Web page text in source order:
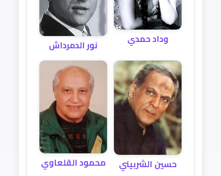
وداد حمدي نور الدمرداش
حسين الشربيني محمود القلعاوي